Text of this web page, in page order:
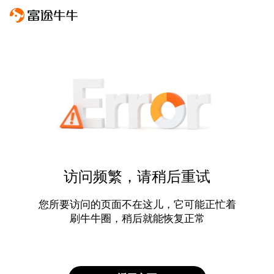
访问频繁，请稍后重试
您所要访问的页面不在这儿，它可能正忙着
刷牛牛圈，稍后就能恢复正常